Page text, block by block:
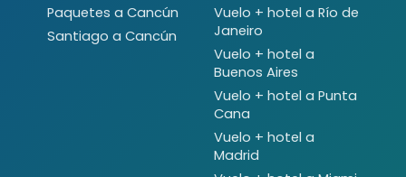
Paquetes a Cancún
Santiago a Cancún
Vuelo + hotel a Río de
Janeiro
Vuelo + hotel a
Buenos Aires
Vuelo + hotel a Punta
Cana
Vuelo + hotel a
Madrid